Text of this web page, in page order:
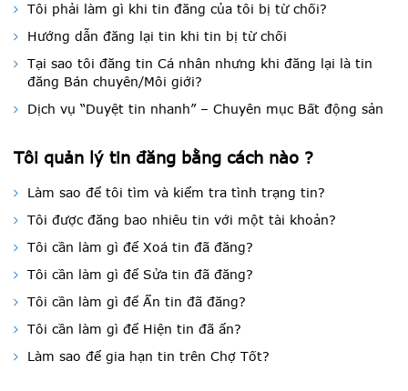
Tôi phải làm gì khi tin đăng của tôi bị từ chối?
Hướng dẫn đăng lại tin khi tin bị từ chối
Tại sao tôi đăng tin Cá nhân nhưng khi đăng lại là tin
đăng Bán chuyên/Môi giới?
Dịch vụ “Duyệt tin nhanh” – Chuyên mục Bất động sản
Tôi quản lý tin đăng bằng cách nào ?
Làm sao để tôi tìm và kiểm tra tình trạng tin?
Tôi được đăng bao nhiêu tin với một tài khoản?
Tôi cần làm gì để Xoá tin đã đăng?
Tôi cần làm gì để Sửa tin đã đăng?
Tôi cần làm gì để Ẩn tin đã đăng?
Tôi cần làm gì để Hiện tin đã ẩn?
Làm sao để gia hạn tin trên Chợ Tốt?